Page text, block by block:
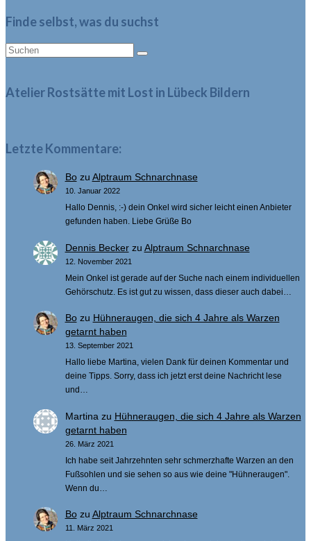
Finde selbst, was du suchst
Suche
Atelier Rostsätte mit Lost in Lübeck Bildern
Letzte Kommentare:
Bozu Alptraum Schnarchnase
10. Januar 2022
Hallo Dennis, :-) dein Onkel wird sicher leicht einen Anbieter
gefunden haben. Liebe Grüße Bo
Dennis Beckerzu Alptraum Schnarchnase
12. November 2021
Mein Onkel ist gerade auf der Suche nach einem individuellen
Gehörschutz. Es ist gut zu wissen, dass dieser auch dabei…
Bozu Hühneraugen, die sich 4 Jahre als Warzen
getarnt haben
13. September 2021
Hallo liebe Martina, vielen Dank für deinen Kommentar und
deine Tipps. Sorry, dass ich jetzt erst deine Nachricht lese
und…
Martina zu Hühneraugen, die sich 4 Jahre als Warzen
getarnt haben
26. März 2021
Ich habe seit Jahrzehnten sehr schmerzhafte Warzen an den
Fußsohlen und sie sehen so aus wie deine "Hühneraugen".
Wenn du…
Bozu Alptraum Schnarchnase
11. März 2021